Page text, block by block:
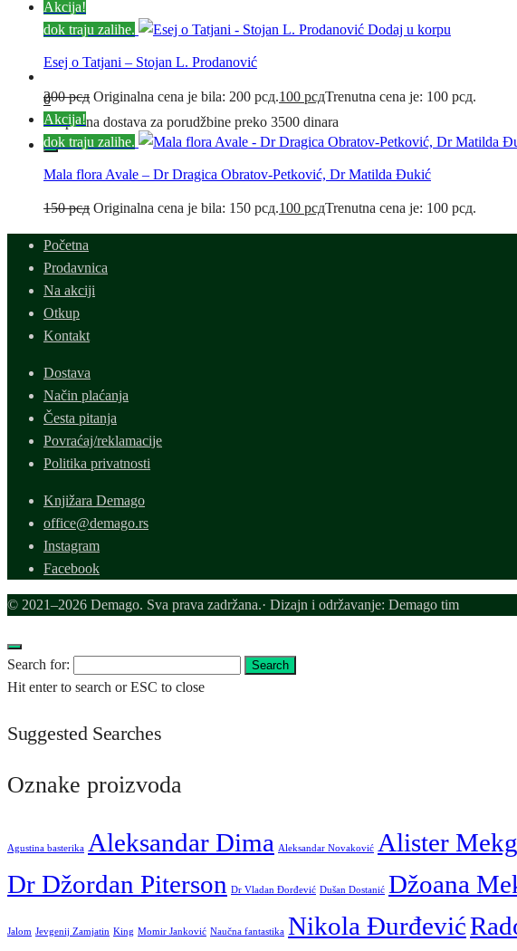
0
Besplatna dostava za porudžbine preko 3500 dinara
Akcija!
dok traju zalihe.
Dodaj u korpu
Esej o Tatjani – Stojan L. Prodanović
200рсд Originalna cena je bila: 200 рсд.100 рсдTrenutna cena je: 100 рсд.
Akcija!
dok traju zalihe.
Mala flora Avale – Dr Dragica Obratov-Petković, Dr Matilda Đukić
150рсд Originalna cena je bila: 150 рсд.100 рсдTrenutna cena je: 100 рсд.
Početna
Prodavnica
Na akciji
Otkup
Kontakt
Dostava
Način plaćanja
Česta pitanja
Povraćaj/reklamacije
Politika privatnosti
Knjižara Demago
office@demago.rs
Instagram
Facebook
© 2021–2026 Demago. Sva prava zadržana.· Dizajn i održavanje: Demago tim
Search for: Search
Hit enter to search or ESC to close
Suggested Searches
Oznake proizvoda
Agustina basterika Aleksandar Dima Aleksandar Novaković Alister
Dr Džordan Piterson Dr Vladan Đorđević Dušan Dostanić Džoana
Jalom Jevgenij Zamjatin King Momir Janković Naučna fantastika Nikola Đurđević